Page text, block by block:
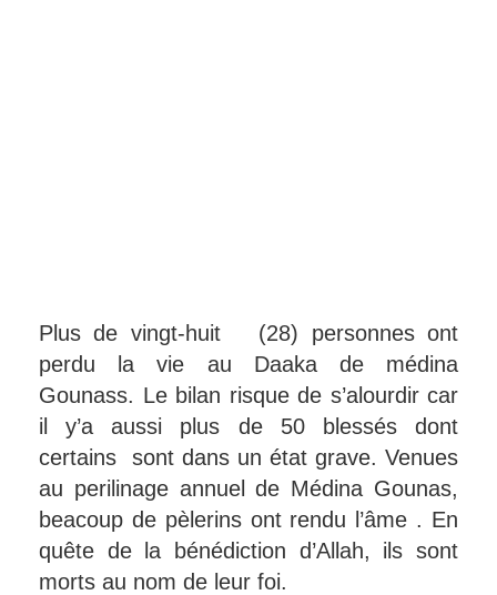
Plus de vingt-huit (28) personnes ont
perdu la vie au Daaka de médina
Gounass. Le bilan risque de s’alourdir car
il y’a aussi plus de 50 blessés dont
certains sont dans un état grave. Venues
au perilinage annuel de Médina Gounas,
beacoup de pèlerins ont rendu l’âme . En
quête de la bénédiction d’Allah, ils sont
morts au nom de leur foi.